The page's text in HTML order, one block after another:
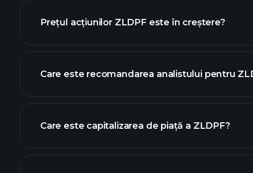
Prețul acțiunilor ZLDPF este în creștere?
Care este recomandarea analistului pentru
Care este capitalizarea de piață a ZLDPF?